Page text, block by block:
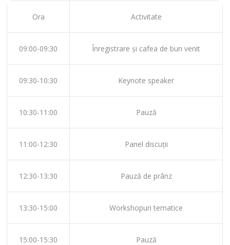
Ora Activitate
09:00-09:30 Înregistrare și cafea de bun venit
09:30-10:30 Keynote speaker
10:30-11:00 Pauză
11:00-12:30 Panel discuții
12:30-13:30 Pauză de prânz
13:30-15:00 Workshopuri tematice
15:00-15:30 Pauză